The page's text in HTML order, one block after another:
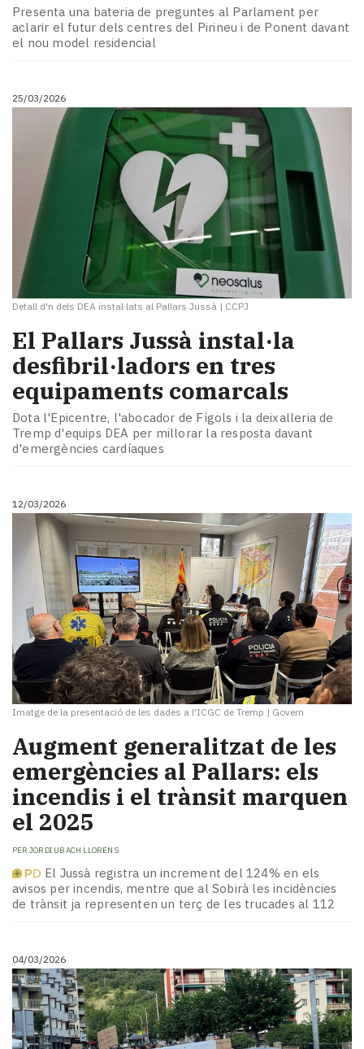
Presenta una bateria de preguntes al Parlament per
aclarir el futur dels centres del Pirineu i de Ponent davant
el nou model residencial
25/03/2026
Detall d'n dels DEA instal·lats al Pallars Jussà | CCPJ
El Pallars Jussà instal·la
desfibril·ladors en tres
equipaments comarcals
Dota l'Epicentre, l'abocador de Fígols i la deixalleria de
Tremp d'equips DEA per millorar la resposta davant
d'emergències cardíaques
12/03/2026
Imatge de la presentació de les dades a l'ICGC de Tremp | Govern
Augment generalitzat de les
emergències al Pallars: els
incendis i el trànsit marquen
el 2025
PER JORDI UBACH LLORENS
El Jussà registra un increment del 124% en els
avisos per incendis, mentre que al Sobirà les incidències
de trànsit ja representen un terç de les trucades al 112
04/03/2026